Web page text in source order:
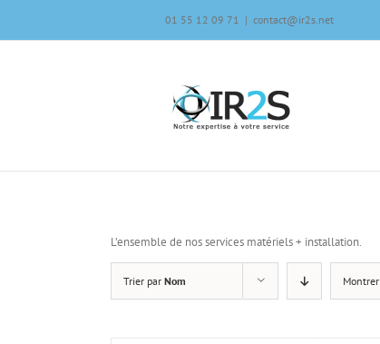
content
01 55 12 09 71 | contact@ir2s.net
L’ensemble de nos services matériels + installation.
Trier par Nom Montrer